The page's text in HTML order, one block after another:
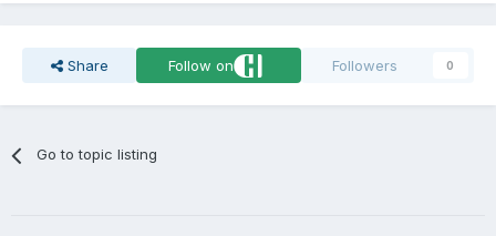
Share Follow on Followers 0
Go to topic listing